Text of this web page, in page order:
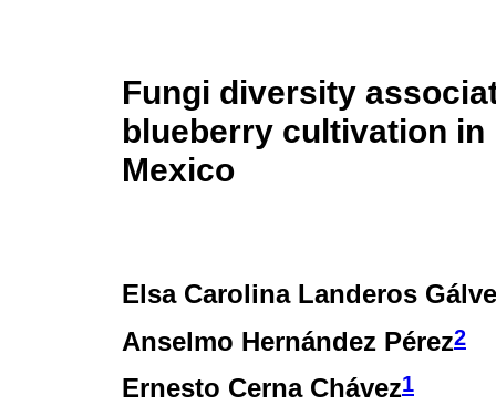
Fungi diversity
blueberry cultivation in
Mexico
Elsa Carolina Landeros
Anselmo Hernández Pérez2
Ernesto Cerna Chávez1